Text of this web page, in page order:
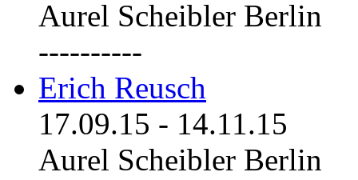
Aurel Scheibler Berlin
----------
Erich Reusch
17.09.15 - 14.11.15
Aurel Scheibler Berlin